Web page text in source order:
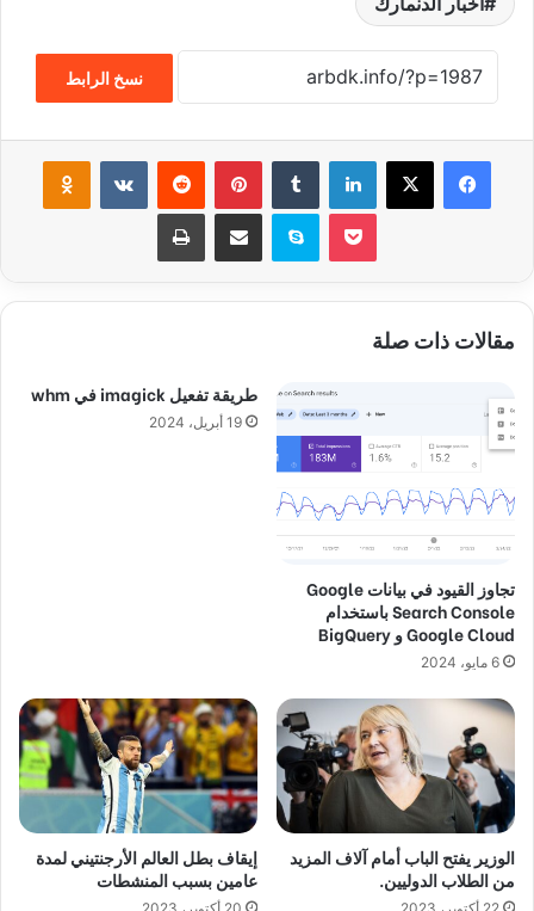
نسخ الرابط
فيسبوك لينكدإن بينتيريست
سكايب
مقالات ذات صلة
تجاوز القيود في بيانات Google
Search Console باستخدام
Google Cloud و BigQuery
6 مايو، 2024
طريقة تفعيل imagick في whm
19 أبريل، 2024
الوزير يفتح الباب أمام آلاف المزيد
من الطلاب الدوليين.
إيقاف بطل العالم الأرجنتيني لمدة
عامين بسبب المنشطات